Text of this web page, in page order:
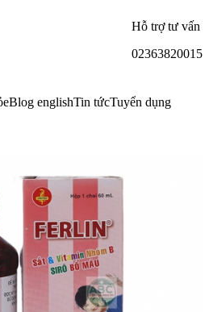
Hỗ trợ tư vấn
02363820015
Blog englishTin tứcTuyển dụng